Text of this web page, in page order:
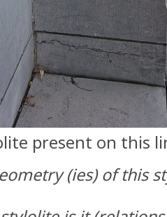
present on this
(ies) of this